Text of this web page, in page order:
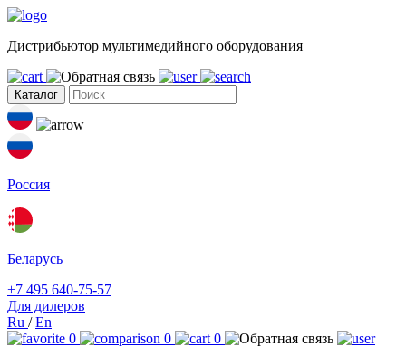
Дистрибьютор мультимедийного оборудования
Каталог
Россия
Беларусь
+7 495 640-75-57
Для дилеров
Ru /En
0
0 0